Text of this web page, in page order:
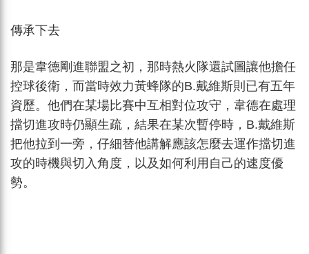
傳承下去
那是韋德剛進聯盟之初，那時熱火隊還試圖讓他擔任
控球後衛，而當時效力黃蜂隊的B.戴維斯則已有五年
資歷。他們在某場比賽中互相對位攻守，韋德在處理
擋切進攻時仍顯生疏，結果在某次暫停時，B.戴維斯
把他拉到一旁，仔細替他講解應該怎麼去運作擋切進
攻的時機與切入角度，以及如何利用自己的速度優
勢。